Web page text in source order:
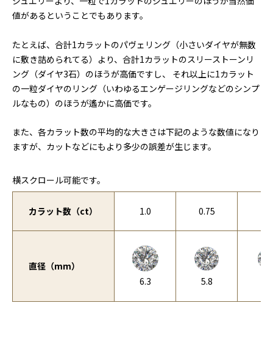
値があるということでもあります。
たとえば、合計1カラットのパヴェリング（小さいダイヤが無数
に敷き詰められてる）より、合計1カラットのスリーストーンリ
ング（ダイヤ3石）のほうが高価ですし、 それ以上に1カラット
の一粒ダイヤのリング（いわゆるエンゲージリングなどのシンプ
ルなもの）のほうが遙かに高価です。
また、各カラット数の平均的な大きさは下記のような数値になり
ますが、カットなどにもより多少の誤差が生じます。
横スクロール可能です。
カラット数（ct） 1.0 0.75
直径（mm）
6.3
5.8